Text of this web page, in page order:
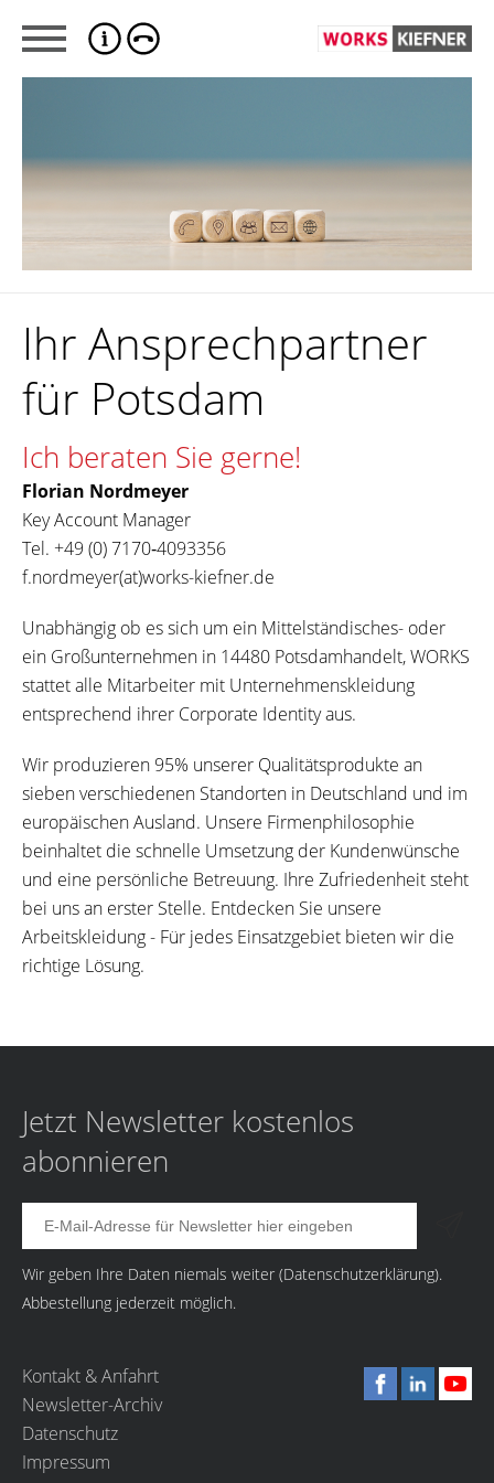
Ihr Ansprechpartner
für Potsdam
Ich beraten Sie gerne!
Florian Nordmeyer
Key Account Manager
Tel. +49 (0) 7170‐4093356
f.nordmeyer(at)works-kiefner.de
Unabhängig ob es sich um ein Mittelständisches- oder
ein Großunternehmen in 14480 Potsdamhandelt, WORKS
stattet alle Mitarbeiter mit Unternehmenskleidung
entsprechend ihrer Corporate Identity aus.
Wir produzieren 95% unserer Qualitätsprodukte an
sieben verschiedenen Standorten in Deutschland und im
europäischen Ausland. Unsere Firmenphilosophie
beinhaltet die schnelle Umsetzung der Kundenwünsche
und eine persönliche Betreuung. Ihre Zufriedenheit steht
bei uns an erster Stelle. Entdecken Sie unsere
Arbeitskleidung - Für jedes Einsatzgebiet bieten wir die
richtige Lösung.
Jetzt Newsletter kostenlos
abonnieren
Wir geben Ihre Daten niemals weiter (Datenschutzerklärung).
Abbestellung jederzeit möglich.
Kontakt & Anfahrt
Newsletter-Archiv
Datenschutz
Impressum